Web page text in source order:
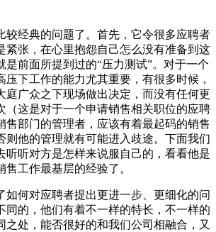
较经典的问题了。首先，它令很多应聘者
紧张，在心里抱怨自己怎么没有准备到这
是前面所提到过的“压力测试”。对于一个
压下工作的能力尤其重要，有很多时候，
庭广众之下现场做出决定，而没有任何更
（这是对于一个申请销售相关职位的应聘
售部门的管理者，应该有着最起码的销售
则他的管理就有可能进入歧途。下面我们
听听对方是怎样来说服自己的，看看他是
工作最基层的经验了。
如何对应聘者提出更进一步、更细化的问
同的，他们有着不一样的特长，不一样的
之处，能否很好的和我们公司相融合，又